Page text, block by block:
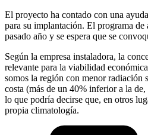
El proyecto ha contado con una
para su implantación. El programa
pasado año y se espera que se
Según la empresa instaladora, la
relevante para la viabilidad
somos la región con menor radiación
costa (más de un 40% inferior a la
lo que podría decirse que, en otros
propia climatología.